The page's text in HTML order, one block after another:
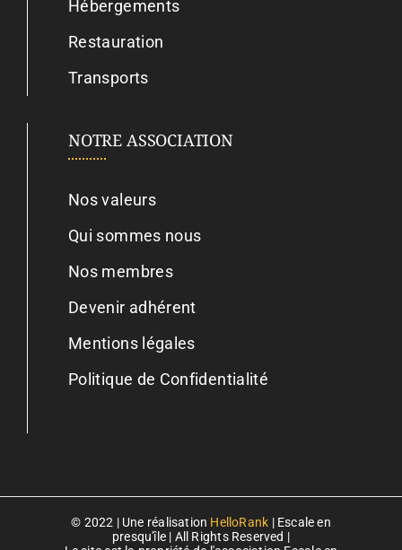
Hébergements
Restauration
Transports
NOTRE ASSOCIATION
Nos valeurs
Qui sommes nous
Nos membres
Devenir adhérent
Mentions légales
Politique de Confidentialité
© 2022 | Une réalisation HelloRank | Escale en
presqu'île | All Rights Reserved |